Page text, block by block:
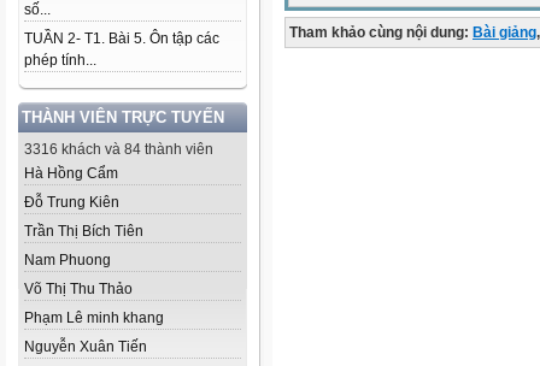
số...
TUẦN 2- T1. Bài 5. Ôn tập các
phép tính...
THÀNH VIÊN TRỰC TUYẾN
3316 khách và 84 thành viên
Hà Hồng Cẩm
Đỗ Trung Kiên
Trần Thị Bích Tiên
Nam Phuong
Võ Thị Thu Thảo
Phạm Lê minh khang
Nguyễn Xuân Tiến
Tham khảo cùng nội dung: Bài giảng,